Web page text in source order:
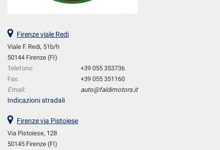
Firenze viale Redi
Viale F. Redi, 51b/h
50144 Firenze (FI)
Telefono:
+39 055 353736
Fax:
+39 055 351160
Email:
auto@faldimotors.it
Indicazioni stradali
Firenze via Pistoiese
Via Pistoiese, 128
50145 Firenze (FI)